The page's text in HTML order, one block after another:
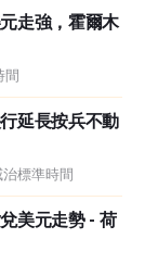
走強，霍爾木
間
延長按兵不動
標準時間
美元走勢 - 荷